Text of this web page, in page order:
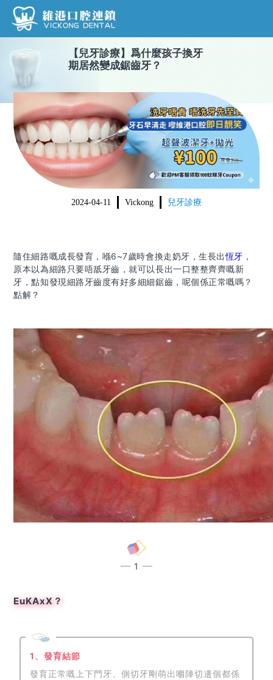
維港簡介
品牌介紹
環境設備
醫院新聞
收費標準
N
收費總表
植牙收費
根管收費
箍牙收費
醫生團隊
門診時間
【 兒牙診療】 爲什麼孩子換牙
期居然變成鋸齒牙？
2024-04-11 Vickong 兒牙診療
隨住細路嘅成長發育，喺6~7歲時會換走奶牙，生長出恆牙 ，
原本以為細路只要唔舐牙齒，就可以長出一口整整齊齊嘅新
牙，點知發現細路牙齒度有好多細細鋸齒，呢個係正常嘅嗎？
點解？
1
EuKAxX？
1、發育結節
發育正常嘅上下門牙、側切牙剛萌出嗰陣切邊個都係